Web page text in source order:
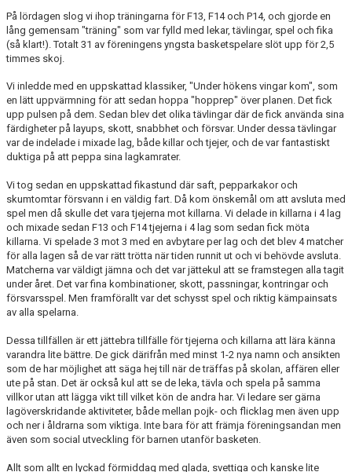
På lördagen slog vi ihop träningarna för F13, F14 och P14, och gjorde en
lång gemensam "träning" som var fylld med lekar, tävlingar, spel och fika
(så klart!). Totalt 31 av föreningens yngsta basketspelare slöt upp för 2,5
timmes skoj.
Vi inledde med en uppskattad klassiker, "Under hökens vingar kom", som
en lätt uppvärmning för att sedan hoppa "hopprep" över planen. Det fick
upp pulsen på dem. Sedan blev det olika tävlingar där de fick använda sina
färdigheter på layups, skott, snabbhet och försvar. Under dessa tävlingar
var de indelade i mixade lag, både killar och tjejer, och de var fantastiskt
duktiga på att peppa sina lagkamrater.
Vi tog sedan en uppskattad fikastund där saft, pepparkakor och
skumtomtar försvann i en väldig fart. Då kom önskemål om att avsluta med
spel men då skulle det vara tjejerna mot killarna. Vi delade in killarna i 4 lag
och mixade sedan F13 och F14 tjejerna i 4 lag som sedan fick möta
killarna. Vi spelade 3 mot 3 med en avbytare per lag och det blev 4 matcher
för alla lagen så de var rätt trötta när tiden runnit ut och vi behövde avsluta.
Matcherna var väldigt jämna och det var jättekul att se framstegen alla tagit
under året. Det var fina kombinationer, skott, passningar, kontringar och
försvarsspel. Men framförallt var det schysst spel och riktig kämpainsats
av alla spelarna.
Dessa tillfällen är ett jättebra tillfälle för tjejerna och killarna att lära känna
varandra lite bättre. De gick därifrån med minst 1-2 nya namn och ansikten
som de har möjlighet att säga hej till när de träffas på skolan, affären eller
ute på stan. Det är också kul att se de leka, tävla och spela på samma
villkor utan att lägga vikt till vilket kön de andra har. Vi ledare ser gärna
lagöverskridande aktiviteter, både mellan pojk- och flicklag men även upp
och ner i åldrarna som viktiga. Inte bara för att främja föreningsandan men
även som social utveckling för barnen utanför basketen.
Allt som allt en lyckad förmiddag med glada, svettiga och kanske lite